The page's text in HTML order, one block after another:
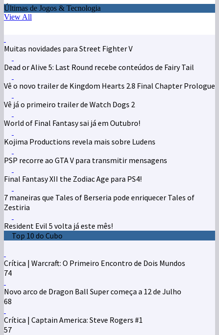
Últimas de Jogos & Tecnologia
View All
Muitas novidades para Street Fighter V
Dead or Alive 5: Last Round recebe conteúdos de Fairy Tail
Vê o novo trailer de Kingdom Hearts 2.8 Final Chapter Prologue
Vê já o primeiro trailer de Watch Dogs 2
World of Final Fantasy sai já em Outubro!
Kojima Productions revela mais sobre Ludens
PSP recorre ao GTA V para transmitir mensagens
Final Fantasy XII the Zodiac Age para PS4!
7 maneiras que Tales of Berseria pode enriquecer Tales of
Zestiria
Resident Evil 5 volta já este mês!
Top 10 do Cubo
Crítica | Warcraft: O Primeiro Encontro de Dois Mundos
74
Novo arco de Dragon Ball Super começa a 12 de Julho
68
Crítica | Captain America: Steve Rogers #1
57